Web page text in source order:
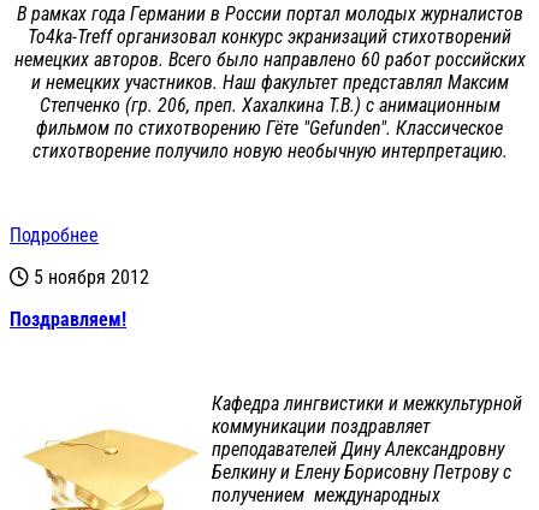
В рамках года Германии в России портал молодых журналистов
To4ka-Treff организовал конкурс экранизаций стихотворений
немецких авторов. Всего было направлено 60 работ российских
и немецких участников. Наш факультет представлял Максим
Степченко (гр. 206, преп. Хахалкина Т.В.) с анимационным
фильмом по стихотворению Гёте "Gefunden". Классическое
стихотворение получило новую необычную интерпретацию.
Подробнее
5 ноября 2012
Поздравляем!
Кафедра лингвистики и межкультурной
коммуникации поздравляет
преподавателей Дину Александровну
Белкину и Елену Борисовну Петрову с
получением международных